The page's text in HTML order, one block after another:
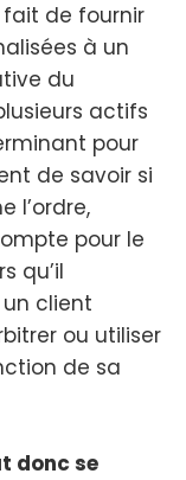
de fournir
à un
du
actifs
pour
de savoir si
l’ordre,
pour le
qu’il
client
ou utiliser
de sa
donc se